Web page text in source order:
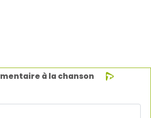
à la chanson